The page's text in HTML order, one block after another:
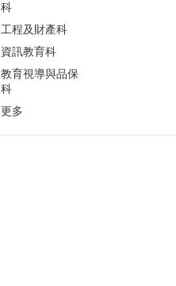
科
工程及財產科
資訊教育科
教育視導與品保
科
更多